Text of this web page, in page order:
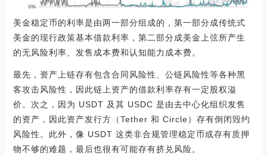
美金稳定币的利率是由两一部分组成的，第一部分成传统式
美金的现行政策基本借款利率，第二部分成美金上弦所产生
的无风险利率、发售成本费和认知能力成本费。
最先，资产上链存有包含合同风险性、公链风险性等各种黑
客攻击风险性，因此链上资产的借款利率存有一定股权溢
价。次之，因为 USDT 及其 USDC 是由去中心化组织发售
的资产，因此资产发行方（Tether 和 Circle）存有倒闭毁约
风险性。此外，像 USDT 这类非合规管理稳定币或存有质押
物不够的难题，最后也很有可能存有挤兑风险。